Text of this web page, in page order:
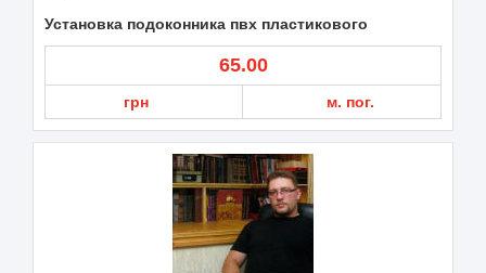
Установка подоконника пвх пластикового
65.00
грн м. пог.